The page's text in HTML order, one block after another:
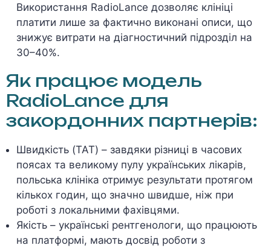
Використання RadioLance дозволяє клініці
платити лише за фактично виконані описи, що
знижує витрати на діагностичний підрозділ на
30–40%.
Як працює модель
RadioLance для
закордонних партнерів:
Швидкість (TAT) – завдяки різниці в часових
поясах та великому пулу українських лікарів,
польська клініка отримує результати протягом
кількох годин, що значно швидше, ніж при
роботі з локальними фахівцями.
Якість – українські рентгенологи, що працюють
на платформі, мають досвід роботи з